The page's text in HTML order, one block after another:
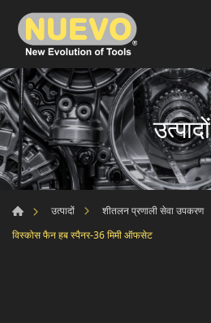
उत्पादों
उत्पादों
शीतलन प्रणाली सेवा उपकरण
विस्कोस फैन हब स्पैनर-36 मिमी ऑफसेट